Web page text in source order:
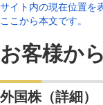
サイト内の現在位置を
ここから本文です。
お客様か
外国株（詳細）